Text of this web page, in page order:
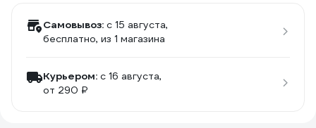
Самовывоз: c 15 августа,
бесплатно, из 1 магазина
Курьером: c 16 августа,
от 290 ₽